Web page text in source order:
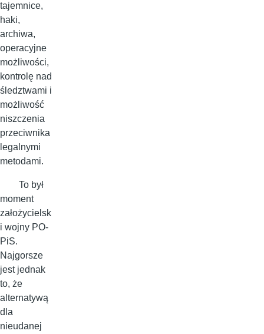
tajemnice,
haki,
archiwa,
operacyjne
możliwości,
kontrolę nad
śledztwami i
możliwość
niszczenia
przeciwnika
legalnymi
metodami.
To był
moment
założycielsk
i wojny PO-
PiS.
Najgorsze
jest jednak
to, że
alternatywą
dla
nieudanej